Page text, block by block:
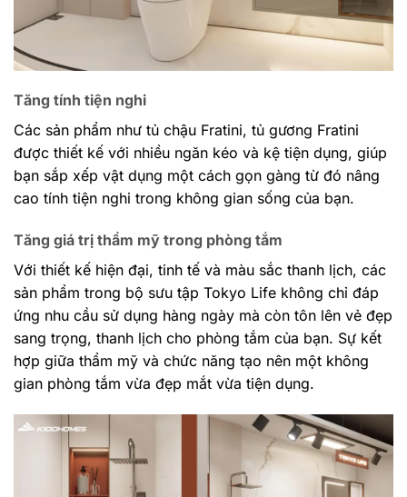
Tăng tính tiện nghi
Các sản phẩm như tủ chậu Fratini, tủ gương Fratini
được thiết kế với nhiều ngăn kéo và kệ tiện dụng, giúp
bạn sắp xếp vật dụng một cách gọn gàng từ đó nâng
cao tính tiện nghi trong không gian sống của bạn.
Tăng giá trị thẩm mỹ trong phòng tắm
Với thiết kế hiện đại, tinh tế và màu sắc thanh lịch, các
sản phẩm trong bộ sưu tập Tokyo Life không chỉ đáp
ứng nhu cầu sử dụng hàng ngày mà còn tôn lên vẻ đẹp
sang trọng, thanh lịch cho phòng tắm của bạn. Sự kết
hợp giữa thẩm mỹ và chức năng tạo nên một không
gian phòng tắm vừa đẹp mắt vừa tiện dụng.